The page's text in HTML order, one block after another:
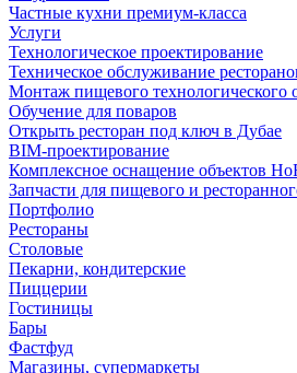
Частные кухни премиум-класса
Услуги
Технологическое проектирование
Техническое обслуживание
Монтаж пищевого технологического
Обучение для поваров
Открыть ресторан под ключ в Дубае
BIM-проектирование
Комплексное оснащение объектов
Запчасти для пищевого и
Портфолио
Рестораны
Столовые
Пекарни, кондитерские
Пиццерии
Гостиницы
Бары
Фастфуд
Магазины, супермаркеты